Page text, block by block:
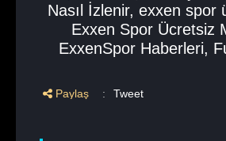
Nasıl İzlenir, exxen spor
Exxen Spor Ücretsiz
ExxenSpor Haberleri,
Paylaş : Tweet